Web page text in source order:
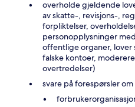
overholde gjeldende
av skatte-, revisjons-,
forpliktelser,
personopplysninger
offentlige organer, lover
falske kontoer,
overtredelser)
svare på forespørsler